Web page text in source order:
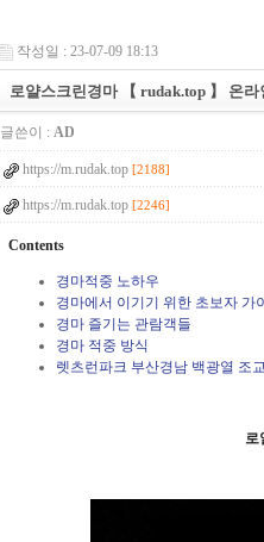
작성일 : 23-07-09 18:13
로얄스크린경마 【 rudak.top 】 온라
글쓴이 : AD
https://m.rudak.top [2188]
https://m.rudak.top [2246]
Contents
경마적중 노하우
경마에서 이기기 위한 초보자 가
경마 즐기는 관람객들
경마 적중 방식
렛츠런파크 부산경남 백광열 조
로